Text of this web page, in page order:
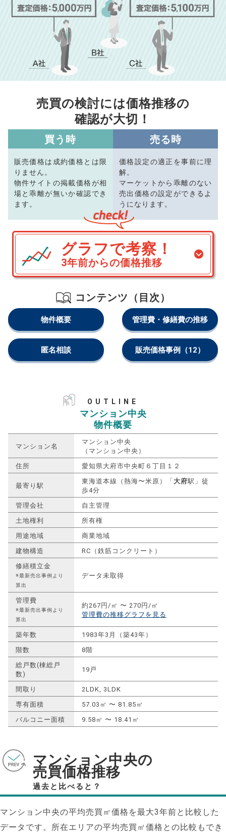
売買の検討には価格推移の
確認が大切！
買う時
販売価格は成約価格とは限
りません。
物件サイトの掲載価格が相
場と乖離が無いか確認でき
ます。
売る時
価格設定の適正を事前に理
解。
マーケットから乖離のない
売出価格の設定ができるよ
うになります。
グラフで考察！
3年前からの価格推移
コンテンツ（目次）
物件概要 管理費・修繕費の推移
匿名相談 販売価格事例 （12）
OUTLINE
マンション中央
物件概要
マンション名
マンション中央
（マンション中央）
住所
愛知県大府市中央町６丁目１２
最寄り駅
東海道本線（熱海〜米原）「 大府駅」徒
歩4分
管理会社
自主管理
土地権利
所有権
用途地域
商業地域
建物構造
RC（鉄筋コンクリート）
修繕積立金
※最新売出事例より
算出
データ未取得
管理費
※最新売出事例より
算出
約267円/㎡ 〜 270円/㎡
管理費の推移グラフを見る
築年数
1983年3月（築43年）
階数
8階
総戸数(棟総戸
数)
19戸
間取り
2LDK, 3LDK
専有面積
57.03㎡ 〜 81.85㎡
バルコニー面積
9.58㎡ 〜 18.41㎡
マンション中央の
売買価格推移
過去と比べると？
マンション中央の平均売買㎡価格を最大3年前と比較した
データです。所在エリアの平均売買㎡価格との比較もでき